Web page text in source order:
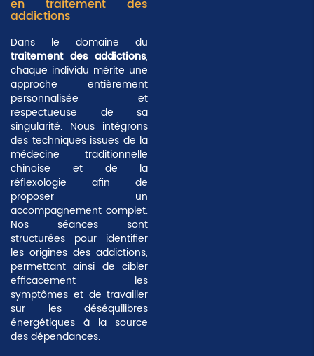
en traitement des
addictions
Dans le domaine du
traitement des addictions,
chaque individu mérite une
approcheentièrement
personnalisée et
respectueuse de sa
singularité. Nous intégrons
des techniques issues de la
médecine traditionnelle
chinoise et de la
réflexologie afin de
proposer un
accompagnement complet.
Nos séances sont
structurées pour identifier
les origines des addictions,
permettant ainsi de cibler
efficacement les
symptômes et de travailler
sur les déséquilibres
énergétiques à la source
des dépendances.